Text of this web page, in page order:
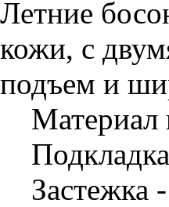
Летние
кожи, с
подъем и
Материал
Подкладка
Застежка